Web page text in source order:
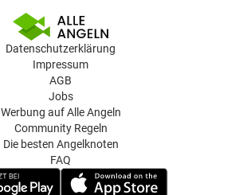
Datenschutzerklärung
Impressum
AGB
Jobs
Werbung auf Alle Angeln
Community Regeln
Die besten Angelknoten
FAQ